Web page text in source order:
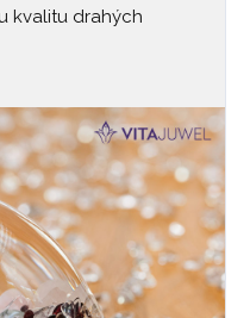
kvalitu drahých